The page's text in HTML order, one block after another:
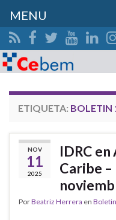
Search for:
ETIQUETA: BOLETIN
NOV
11
2025
IDRC
Caribe
PorBeatriz Herrera en Boletin
MENU